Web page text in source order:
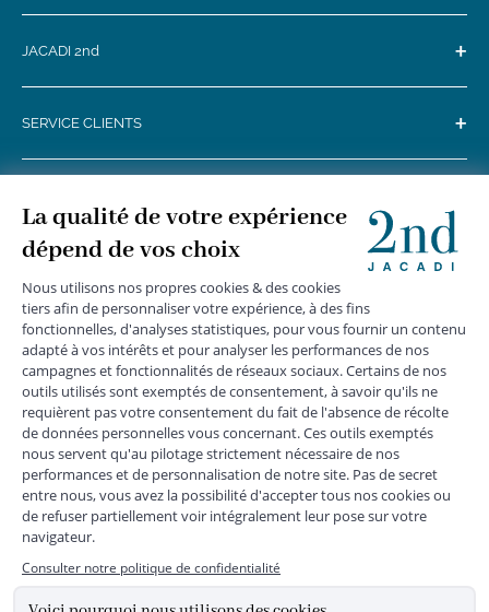
JACADI 2nd +
SERVICE CLIENTS +
MENTIONS LÉGALES
DONNÉES PERSONNELLES
*Livraison express gratuite en point relais dès 59 € et à domicile dès 150
€ vers la France Métropolitaine
Les données collectées par la société JACADI, responsable
du traitement, sont nécessaires à l'envoi de newsletters, à la
création de compte, pour le traitement, le suivi et la livraison
de votre commande, ainsi que pour le suivi de votre
adhésion au programme fidélité. Conformément au
Règlement Européen 2016/679 du 27 avril 2016 sur la
protection des données personnelles, vous bénéficiez d'un
rectification, d'opposition, d'effacement, de portabilité ou de
limitation aux traitements de données vous concernant.